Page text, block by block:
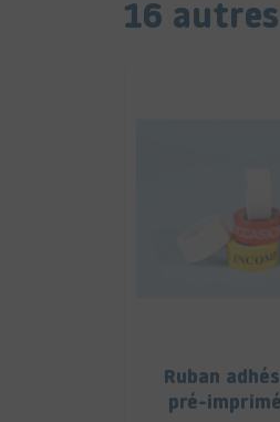
16
Ruban
pré-